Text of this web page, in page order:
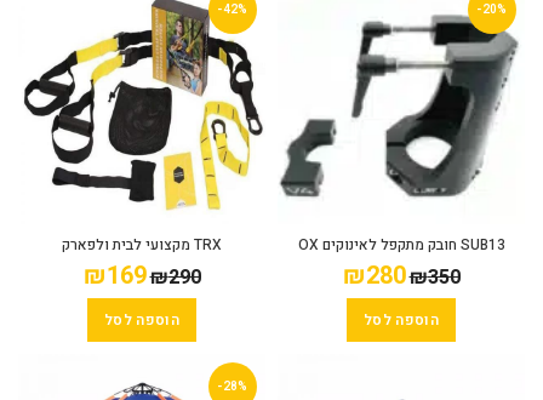
-20%
SUB13 חובק מתקפל לאינוקים OX
₪350
₪280
הוספה לסל
-42%
TRX מקצועי לבית ולפארק
₪290
₪169
הוספה לסל
-28%